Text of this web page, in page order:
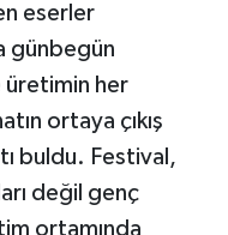
eserler
günbegün
üretimin her
ortaya çıkış
buldu. Festival,
değil genç
ortamında